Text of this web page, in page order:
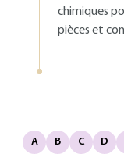
chimiques
pièces et
A B C D